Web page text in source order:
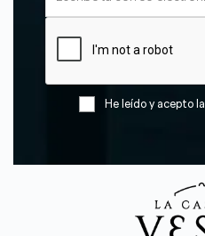
He leído y acepto la